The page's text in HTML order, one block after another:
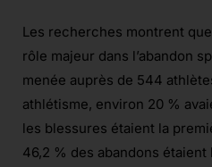
Les recherches montrent
rôle majeur dans l’abandon
menée auprès de 544
athlétisme, environ 20 %
les blessures étaient la
46,2 % des abandons